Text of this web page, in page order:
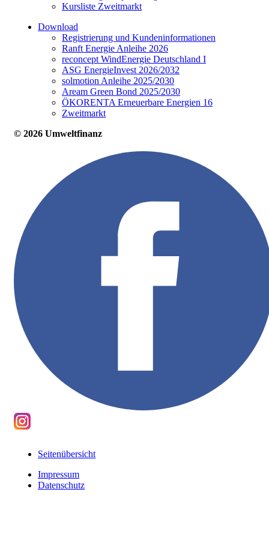
Kursliste Zweitmarkt
Download
Registrierung und Kundeninformationen
Ranft Energie Anleihe 2026
reconcept WindEnergie Deutschland I
ASG EnergieInvest 2026/2032
solmotion Anleihe 2025/2030
Aream Green Bond 2025/2030
ÖKORENTA Erneuerbare Energien 16
Zweitmarkt
© 2026 Umweltfinanz
Seitenübersicht
Impressum
Datenschutz